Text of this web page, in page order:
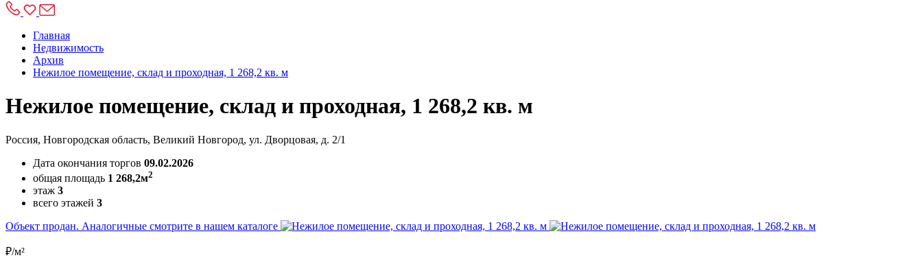
Главная
Недвижимость
Архив
Нежилое помещение, склад и проходная, 1 268,2 кв. м
Нежилое помещение, склад и проходная, 1 268,2 кв. м
Россия, Новгородская область, Великий Новгород, ул. Дворцовая, д. 2/1
Дата окончания торгов 09.02.2026
общая площадь 1 268,2м2
этаж 3
всего этажей 3
Объект продан. Аналогичные смотрите в нашем каталоге
₽/м²